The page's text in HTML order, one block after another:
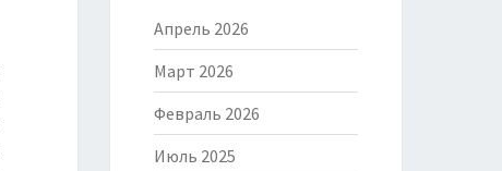
Апрель 2026
Март 2026
Февраль 2026
Июль 2025